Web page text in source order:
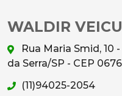
WALDIR
Rua Maria Smid, 10
da Serra/SP - CEP
(11)94025-2054